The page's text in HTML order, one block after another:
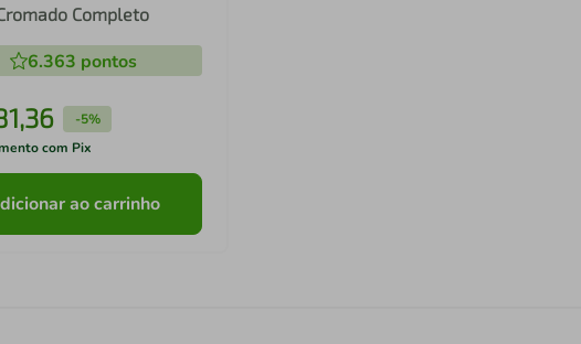
Completo
6.363 pontos
,36 -5%
com Pix
ao carrinho